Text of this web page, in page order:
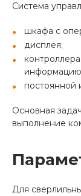
Система
шкафа с
дисплея;
информацию
постоянной
Основная
выполнение
Для